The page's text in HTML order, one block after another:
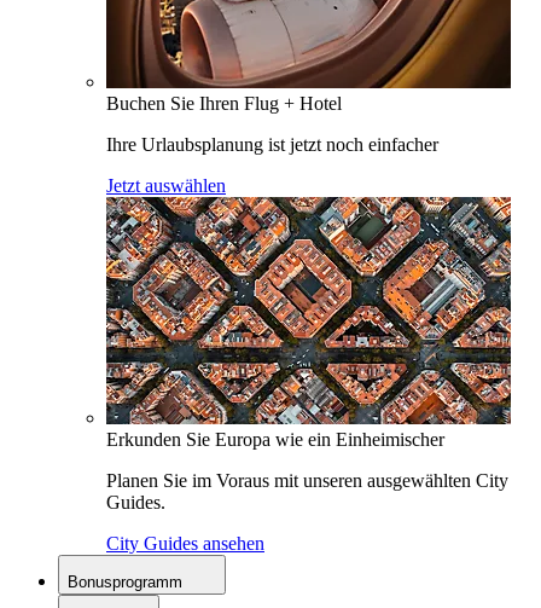
Buchen Sie Ihren Flug + Hotel
Ihre Urlaubsplanung ist jetzt noch einfacher
Jetzt auswählen
Erkunden Sie Europa wie ein Einheimischer
Planen Sie im Voraus mit unseren ausgewählten City
Guides.
City Guides ansehen
Bonusprogramm